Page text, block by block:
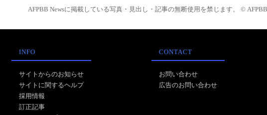
AFPBB Newsに掲載している写真・見出し・記事の無断使用を禁じます。 © AFPBB
INFO
サイトからのお知らせ
サイトに関するヘルプ
採用情報
訂正記事
CONTACT
お問い合わせ
広告のお問い合わせ